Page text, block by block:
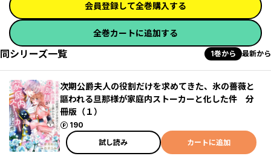
会員登録して全巻購入する
全巻カートに追加する
同シリーズ一覧 1巻から 最新から
次期公爵夫人の役割だけを求めてきた、氷の薔薇と
謳われる旦那様が家庭内ストーカーと化した件 分
冊版（１）
190
ポイント
試し読み
カートに追加